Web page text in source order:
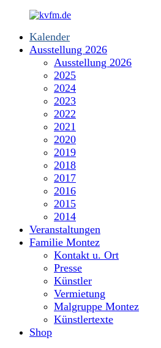
springen
kvfm.de
Kalender
Ausstellung 2026
Ausstellung 2026
2025
2024
2023
2022
2021
2020
2019
2018
2017
2016
2015
2014
Veranstaltungen
Familie Montez
Kontakt u. Ort
Presse
Künstler
Vermietung
Malgruppe Montez
Künstlertexte
Shop